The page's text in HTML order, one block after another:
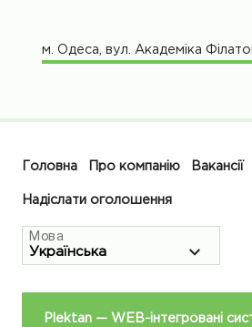
м. Одеса, вул. Академіка
Головна Про компанію Вакансії
Надіслати оголошення
Мова
Plektan — WEB-інтегровані